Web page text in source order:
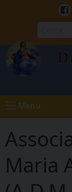
Menu
Maria